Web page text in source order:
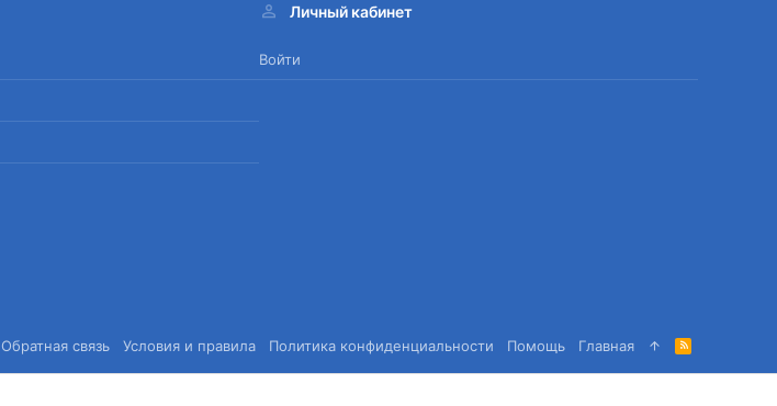
Личный кабинет
Войти
Обратная связь Условия и правила Политика конфиденциальности Помощь Главная
R
S
S